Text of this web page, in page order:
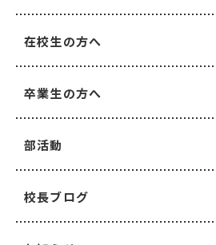
在校生の方へ
卒業生の方へ
部活動
校長ブログ